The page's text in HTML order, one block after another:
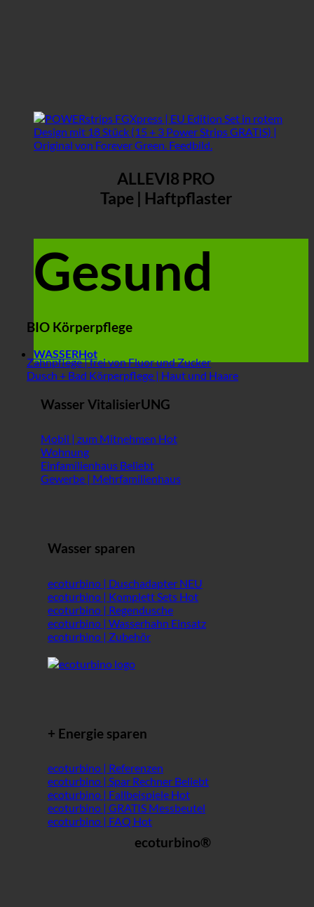
ALLEVI8 PRO
Tape | Haftpflaster
Gesund
BIO Körperpflege
Zahnpflege | frei von Fluor und Zucker
Dusch + Bad Körperpflege | Haut und Haare
WASSER
Wasser VitalisierUNG
Mobil | zum Mitnehmen
Wohnung
Einfamilienhaus
Gewerbe | Mehrfamilienhaus
Wasser sparen
ecoturbino | Duschadapter
ecoturbino | Komplett Sets
ecoturbino | Regendusche
ecoturbino | Wasserhahn Einsatz
ecoturbino | Zubehör
+ Energie sparen
ecoturbino | Referenzen
ecoturbino | Spar Rechner
ecoturbino | Fallbeispiele
ecoturbino | GRATIS Messbeutel
ecoturbino | FAQ
ecoturbino®